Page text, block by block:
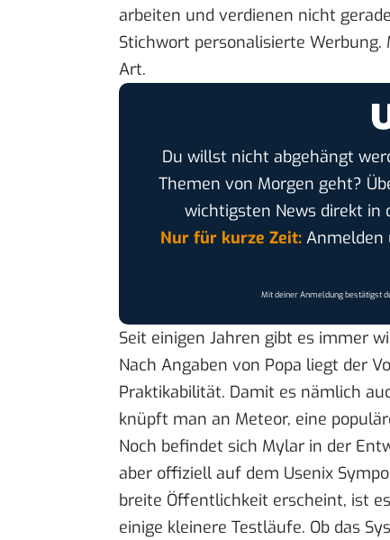
arbeiten und verdienen nicht
Stichwort personalisierte
Art.
Du willst nicht abgehängt
Themen von Morgen geht?
wichtigsten News direkt in
Nur für kurze Zeit:Anmelden
Mit deiner Anmeldung bestätigst
Seit einigen Jahren gibt es immer
Nach Angaben von Popa liegt der
Praktikabilität. Damit es nämlich
knüpft man an Meteor, eine
Noch befindet sich Mylar in der
aber offiziell auf dem Usenix
breite Öffentlichkeit erscheint, ist
einige kleinere Testläufe. Ob das